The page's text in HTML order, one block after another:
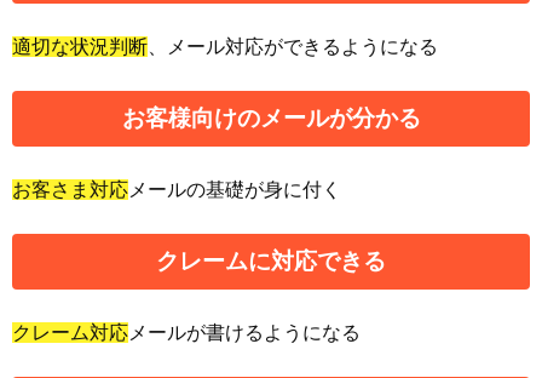
適切な状況判断 、メール対応ができるようになる
お客様向けのメールが分かる
お客さま対応 メールの基礎が身に付く
クレームに対応できる
クレーム対応 メールが書けるようになる